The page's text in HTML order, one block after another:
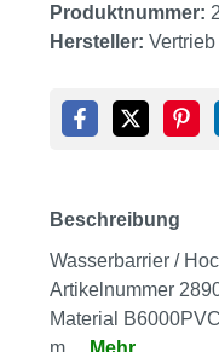
Produktnummer:
Hersteller: Vertrieb
Beschreibung
Wasserbarrier /
Artikelnummer
Material